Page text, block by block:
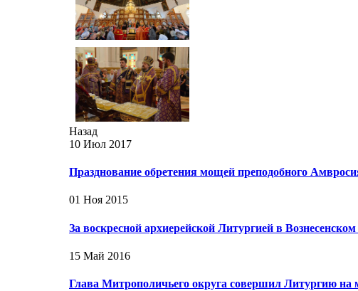
Назад
10 Июл 2017
Празднование обретения мощей преподобного
01 Ноя 2015
За воскресной архиерейской Литургией в
15 Май 2016
Глава Митрополичьего округа совершил Литургию